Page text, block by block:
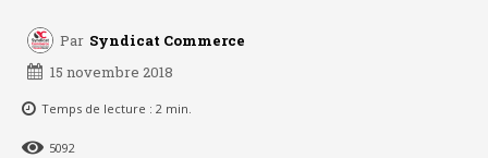
Par Syndicat Commerce
15 novembre 2018
Temps de lecture : 2 min.
5092